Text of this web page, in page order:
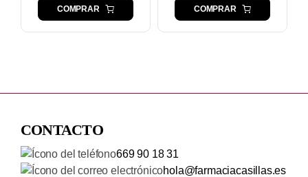
COMPRAR COMPRAR
CONTACTO
669 90 18 31
hola@farmaciacasillas.es